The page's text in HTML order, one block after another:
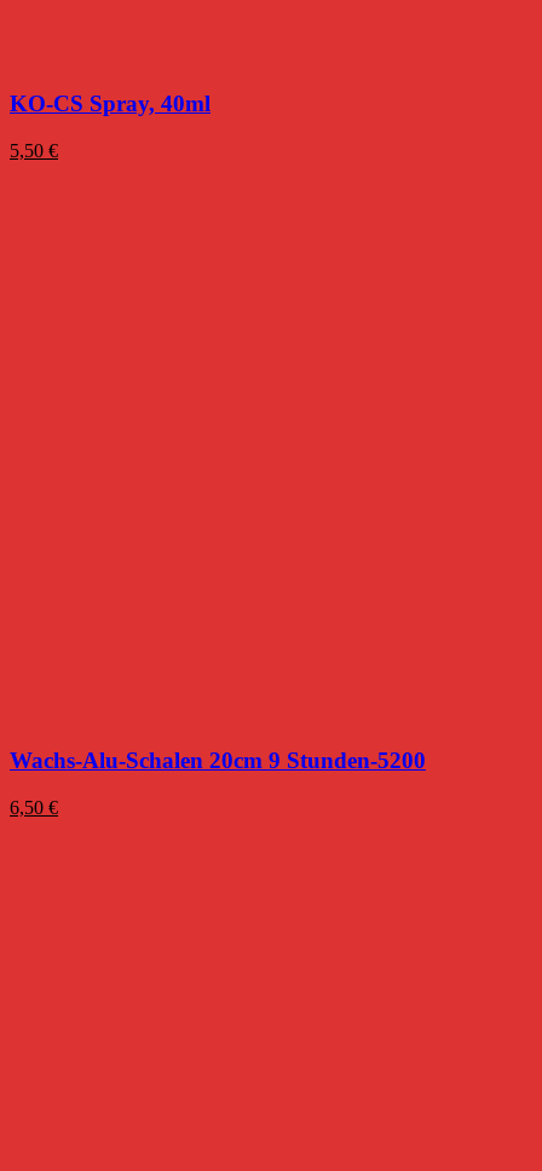
KO-CS Spray, 40ml
5,50 €
Wachs-Alu-Schalen 20cm 9 Stunden-5200
6,50 €